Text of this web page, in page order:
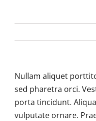
Nullam aliquet
sed pharetra orci.
porta tincidunt.
vulputate ornare.